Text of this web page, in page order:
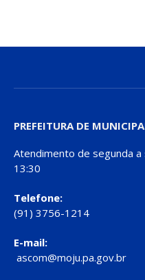
PREFEITURA DE
Atendimento de segunda
13:30
Telefone:
(91) 3756-1214
E-mail:
ascom@moju.pa.gov.br